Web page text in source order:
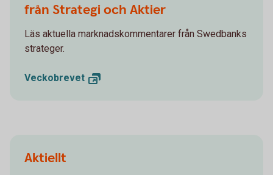
från Strategi och Aktier
Läs aktuella marknadskommentarer från Swedbanks
strateger.
Veckobrevet
Aktiellt